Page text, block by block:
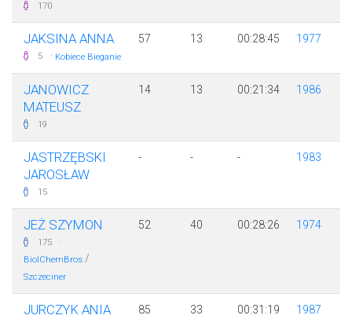
170
JAKSINA ANNA
5 · Kobiece Bieganie
57 13 00:28:45 1977
JANOWICZ
MATEUSZ
19
14 13 00:21:34 1986
JASTRZĘBSKI
JAROSŁAW
15
- - - 1983
JEŻ SZYMON
175 ·
BiolChemBros /
Szczeciner
52 40 00:28:26 1974
JURCZYK ANIA 85 33 00:31:19 1987